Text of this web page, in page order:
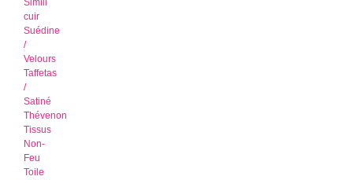
Simili
cuir
Suédine
/
Velours
Taffetas
/
Satiné
Thévenon
Tissus
Non-
Feu
Toile